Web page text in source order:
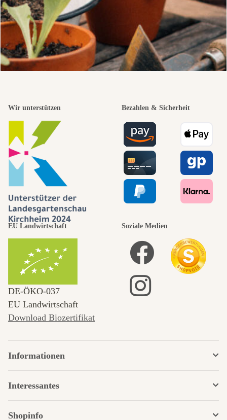
Wir unterstützen Bezahlen & Sicherheit
EU Landwirtschaft
DE‑ÖKO‑037
EU Landwirtschaft
Download Biozertifikat
Soziale Medien
Informationen
Interessantes
Shopinfo